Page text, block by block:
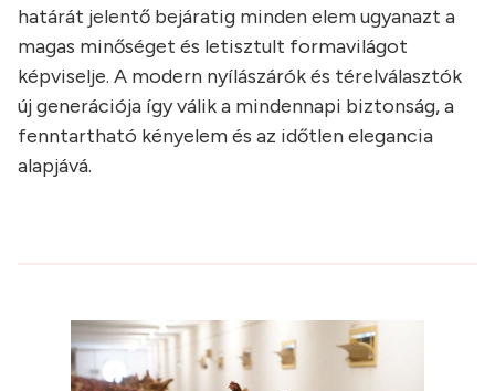
határát jelentő bejáratig minden elem ugyanazt a
magas minőséget és letisztult formavilágot
képviselje. A modern nyílászárók és térelválasztók
új generációja így válik a mindennapi biztonság, a
fenntartható kényelem és az időtlen elegancia
alapjává.